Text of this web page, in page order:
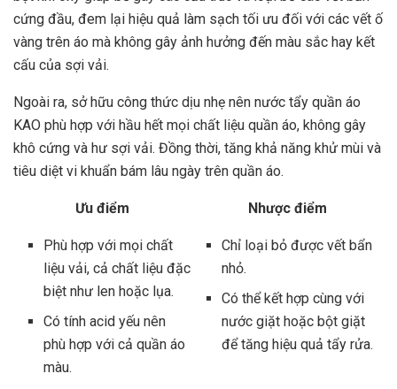
cứng đầu, đem lại hiệu quả làm sạch tối ưu đối với các vết ố
vàng trên áo mà không gây ảnh hưởng đến màu sắc hay kết
cấu của sợi vải.
Ngoài ra, sở hữu công thức dịu nhẹ nên nước tẩy quần áo
KAO phù hợp với hầu hết mọi chất liệu quần áo, không gây
khô cứng và hư sợi vải. Đồng thời, tăng khả năng khử mùi và
tiêu diệt vi khuẩn bám lâu ngày trên quần áo.
Ưu điểm Nhược điểm
Phù hợp với mọi chất
liệu vải, cả chất liệu đặc
biệt như len hoặc lụa.
Có tính acid yếu nên
phù hợp với cả quần áo
màu.
Chỉ loại bỏ được vết bẩn
nhỏ.
Có thể kết hợp cùng với
nước giặt hoặc bột giặt
để tăng hiệu quả tẩy rửa.